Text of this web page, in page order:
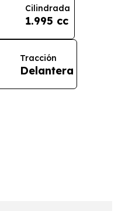
Cilindrada
1.995 cc
Tracción
Delantera